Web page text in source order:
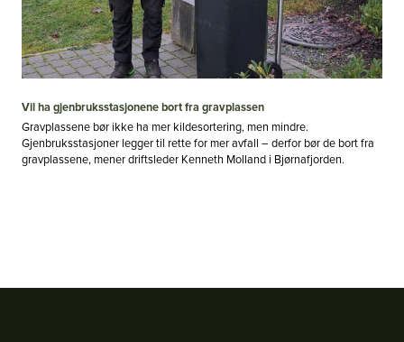
Vil ha gjenbruksstasjonene bort fra gravplassen
Gravplassene bør ikke ha mer kildesortering, men mindre.
Gjenbruksstasjoner legger til rette for mer avfall – derfor bør de bort fra
gravplassene, mener driftsleder Kenneth Molland i Bjørnafjorden.